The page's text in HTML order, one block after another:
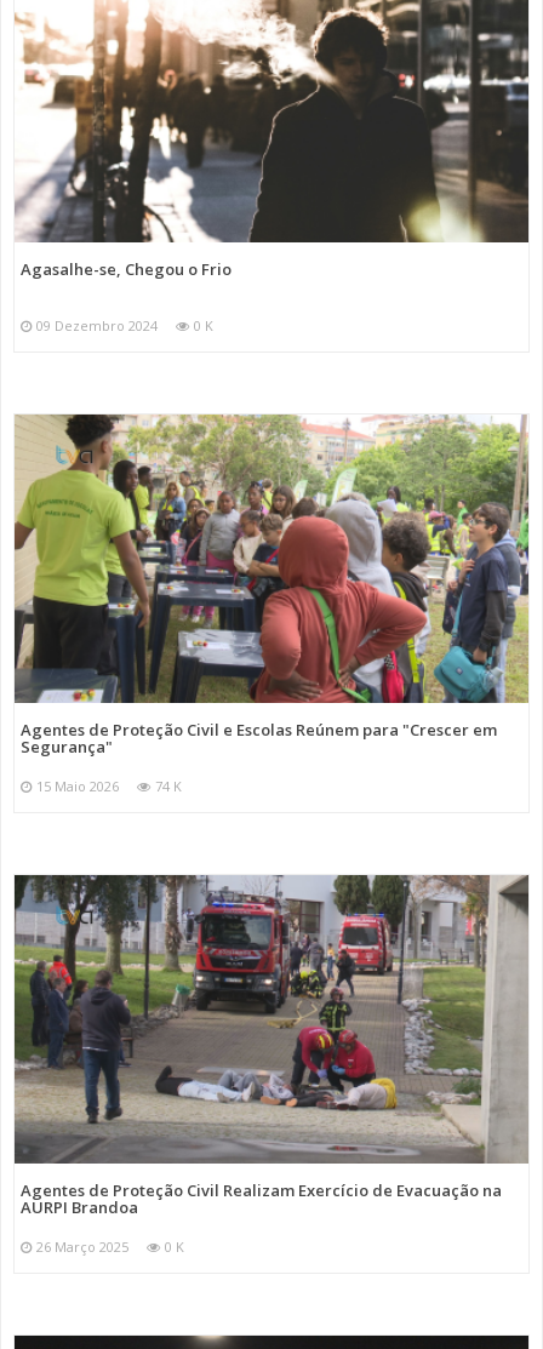
Agasalhe-se, Chegou o Frio
09 Dezembro 2024 0 K
Agentes de Proteção Civil e Escolas Reúnem para "Crescer em
Segurança"
15 Maio 2026 74 K
Agentes de Proteção Civil Realizam Exercício de Evacuação na
AURPI Brandoa
26 Março 2025 0 K